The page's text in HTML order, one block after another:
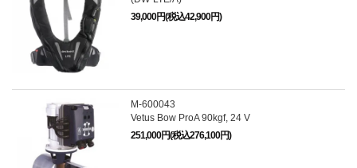
39,000円(税込42,900円)
M-600043
Vetus Bow ProA 90kgf, 24 V
251,000円(税込276,100円)